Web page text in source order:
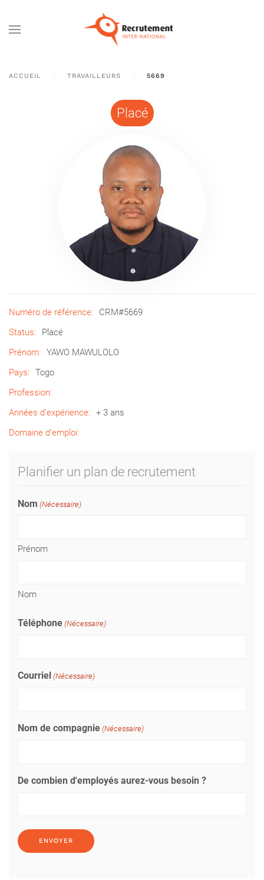
Passer au contenu principal
ACCUEIL TRAVAILLEURS 5669
Placé
Numéro de référence:
CRM#5669
Status:
Placé
Prénom:
YAWO MAWULOLO
Pays:
Togo
Profession:
Années d’expérience:
+ 3 ans
Domaine d’emploi:
Planifier un plan de recrutement
Nom (Nécessaire)
Prénom
Nom
Téléphone (Nécessaire)
Courriel (Nécessaire)
Nom de compagnie (Nécessaire)
De combien d'employés aurez-vous besoin ?